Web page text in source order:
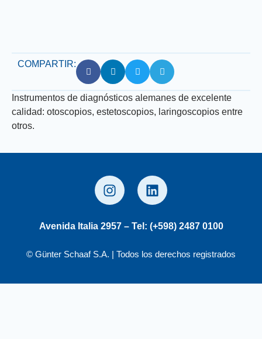
COMPARTIR:
Instrumentos de diagnósticos alemanes de excelente
calidad: otoscopios, estetoscopios, laringoscopios entre
otros.
Avenida Italia 2957 – Tel: (+598) 2487 0100
© Günter Schaaf S.A. | Todos los derechos registrados